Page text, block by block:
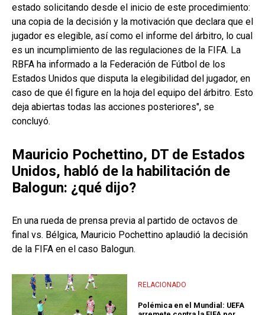
estado solicitando desde el inicio de este procedimiento:
una copia de la decisión y la motivación que declara que el
jugador es elegible, así como el informe del árbitro, lo cual
es un incumplimiento de las regulaciones de la FIFA. La
RBFA ha informado a la Federación de Fútbol de los
Estados Unidos que disputa la elegibilidad del jugador, en
caso de que él figure en la hoja del equipo del árbitro. Esto
deja abiertas todas las acciones posteriores", se
concluyó.
Mauricio Pochettino, DT de Estados
Unidos, habló de la habilitación de
Balogun: ¿qué dijo?
En una rueda de prensa previa al partido de octavos de
final vs. Bélgica, Mauricio Pochettino aplaudió la decisión
de la FIFA en el caso Balogun.
RELACIONADO
Polémica en el Mundial: UEFA